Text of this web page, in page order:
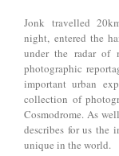
Jonk travelled
night, entered the
under the radar of
photographic
important urban
collection of
Cosmodrome. As
describes for us the
unique in the world.